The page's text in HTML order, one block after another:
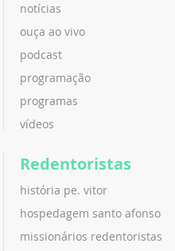
notícias
ouça ao vivo
podcast
programação
programas
vídeos
Redentoristas
história pe. vitor
hospedagem santo afonso
missionários redentoristas